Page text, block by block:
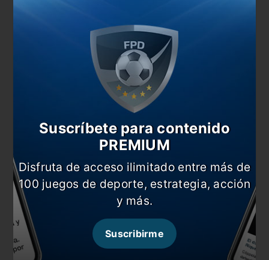
(AlexanderCallens), Christian
, YoshimarYotún, Renato
, AndréCarrillo
; Gianluca
También te puede interesar
Colombia y Venezuela aburrieron en Goiania
“Lionel Messi es un rey de la precisión”
Colombia quiere seguir de racha, Venezuela sumar
sus primeros puntos
Uruguay se prepara para enfrentar a Argentina
En esta nota:
#Colombia #Copa America
Suscríbete para contenido
PREMIUM
Disfruta de acceso ilimitado entre más de
100 juegos de deporte, estrategia, acción
y más.
Suscribirme